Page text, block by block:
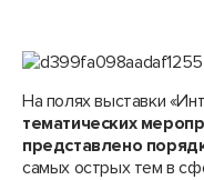
На полях выставки
тематических
представлено
самых острых тем в